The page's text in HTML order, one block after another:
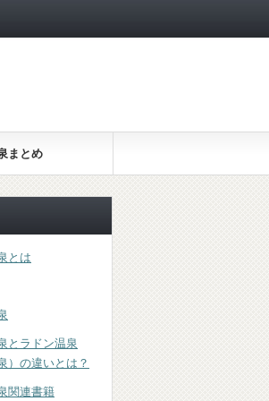
まとめ
とは
とラドン温泉
）の違いとは？
関連書籍